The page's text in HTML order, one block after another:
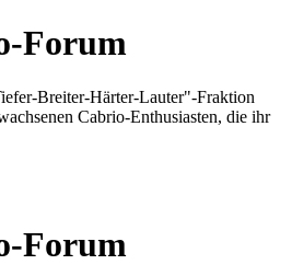
Forum
Breiter-Härter-Lauter"-Fraktion
Cabrio-Enthusiasten, die ihr
Forum